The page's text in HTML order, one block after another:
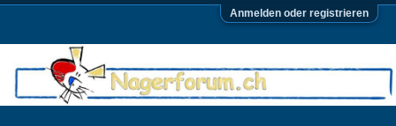
Anmelden oder registrieren